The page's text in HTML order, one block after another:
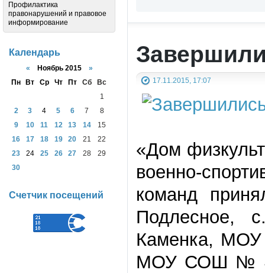
17.11.2015, 17:07
«Дом
военно-
команд
Подлесное,
Каменка,
МОУ СОШ №
Профилактика
правонарушений и правовое
информирование
Календарь
« Ноябрь 2015 »
Пн
Вт Ср Чт Пт Сб
Вс
1
2
3 4 5 6 7
8
9
10 11 12 13 14
15
16
17 18 19 20 21
22
23
24 25 26 27 28
29
30
Счетчик посещений